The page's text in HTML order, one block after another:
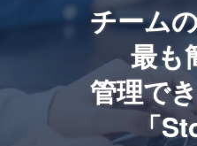
チーム
最も
管理で
「